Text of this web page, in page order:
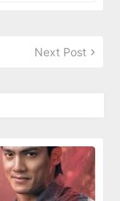
Next Post